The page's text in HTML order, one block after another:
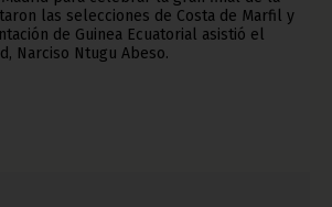
las selecciones de Costa de Marfil y
de Guinea Ecuatorial asistió el
Narciso Ntugu Abeso.